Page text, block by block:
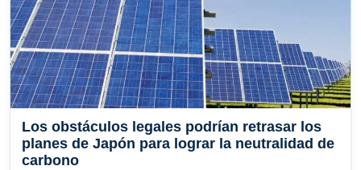
Los obstáculos legales podrían retrasar los
planes de Japón para lograr la neutralidad de
carbono